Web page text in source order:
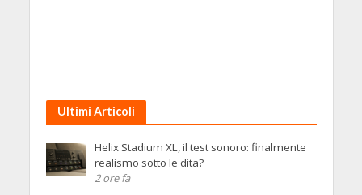
Ultimi Articoli
Helix Stadium XL, il test sonoro: finalmente
realismo sotto le dita?
2 ore fa